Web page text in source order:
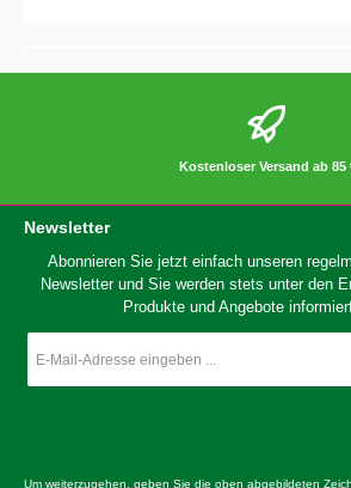
Kostenloser Versand ab 85
Newsletter
Abonnieren Sie jetzt einfach unseren
Newsletter und Sie werden stets unter den
Produkte und Angebote
Mail-
*
Um weiterzugehen, geben Sie die oben abgebildeten